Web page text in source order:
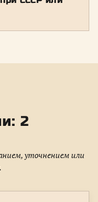
2
уточнением или